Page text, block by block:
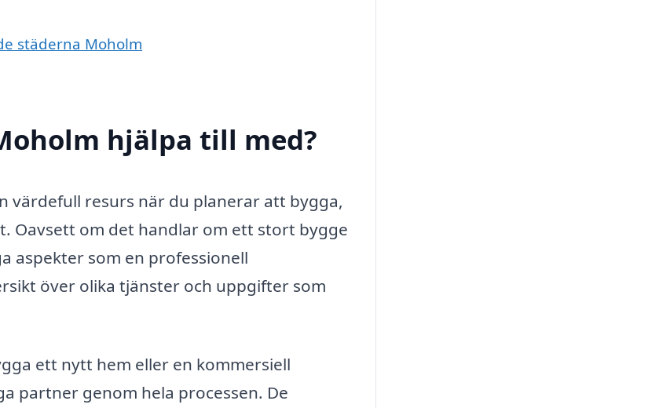
städerna Moholm
hjälpa till med?
värdefull resurs när du planerar att bygga,
Oavsett om det handlar om ett stort bygge
aspekter som en professionell
över olika tjänster och uppgifter som
ett nytt hem eller en kommersiell
partner genom hela processen. De